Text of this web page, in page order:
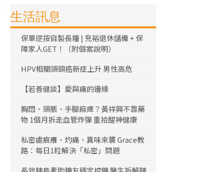
生活訊息
保單逆按自製長糧 | 充裕退休儲備 + 保
障家人GET！（附個案說明）
HPV相關頭頸癌新症上升 男性高危
【若善健談】愛與痛的邊緣
胸悶、頭脹、手腳麻痺？黃祥興不靠藥
物 1個月拆走血管炸彈 重拾醒神健康
私密處痕癢、灼痛、異味來襲 Grace教
路：每日1粒解決「私密」問題